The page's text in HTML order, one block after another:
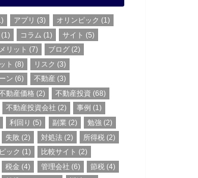
アプリ (3) オリンピック (1)
(1) コラム (1) サイト (5)
リット (7) ブログ (2)
ト (8) リスク (3)
ン (6) 不動産 (3)
動産価格 (2) 不動産投資 (68)
不動産投資会社 (2) 事例 (1)
利回り (5) 副業 (2) 勉強 (2)
失敗 (2) 対処法 (2) 所得税 (2)
ック (1) 比較サイト (2)
税金 (4) 管理会社 (6) 節税 (4)